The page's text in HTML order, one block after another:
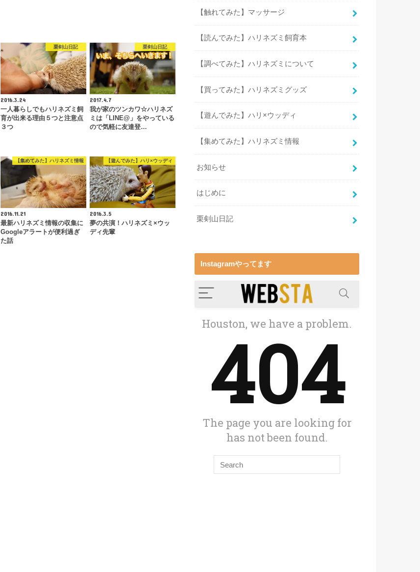
栗剣山日記
2016.3.24
一人暮らしでもハリネズミ飼
育が出来る理由５つと注意点
３つ
栗剣山日記
2017.4.7
我が家のツンカワ☆ハリネズ
ミは「LINE@」をやっている
ので気軽に友達登…
【集めてみた】ハリネズミ情報
2016.11.21
最新ハリネズミ情報の収集に
Googleアラートが便利過ぎ
た話
【遊んでみた】ハリ×ウッディ
2016.3.5
夢の共演！ハリネズミ×ウッ
ディ先輩
【触れてみた】マッサージ
【読んでみた】ハリネズミ飼育本
【調べてみた】ハリネズミについて
【買ってみた】ハリネズミグッズ
【遊んでみた】ハリ×ウッディ
【集めてみた】ハリネズミ情報
お知らせ
はじめに
栗剣山日記
Instagramやってます